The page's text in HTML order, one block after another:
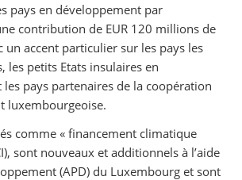
pays en développement par
contribution de EUR 120 millions de
un accent particulier sur les pays les
les petits Etats insulaires en
pays partenaires de la coopération
luxembourgeoise.
comme « financement climatique
sont nouveaux et additionnels à l’aide
(APD) du Luxembourg et sont